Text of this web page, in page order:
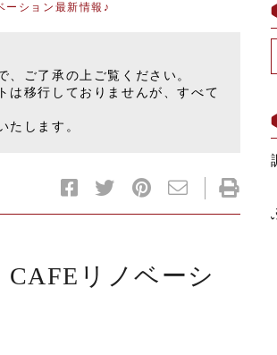
ション最新情報♪
ご了承の上ご覧ください。
は移行しておりませんが、すべて
たします。
リノベーシ